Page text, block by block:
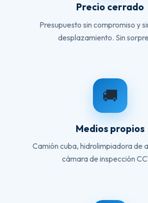
Precio cerrado
Presupuesto sin compromiso y
desplazamiento. Sin
🚚
Medios propios
Camión cuba, hidrolimpiadora de
cámara de inspección